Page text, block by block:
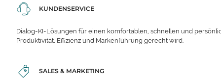
KUNDENSERVICE
Dialog-KI-Lösungen für einen komfortablen, schnellen und
Produktivität, Effizienz und Markenführung gerecht wird.
SALES & MARKETING